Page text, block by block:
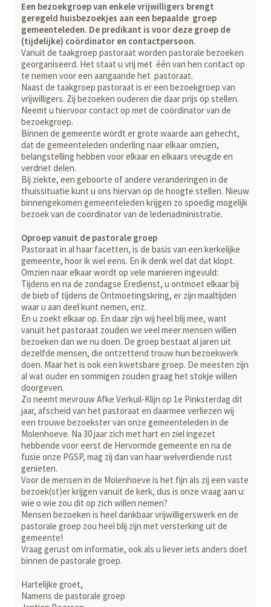
Een bezoekgroep van enkele vrijwilligers brengt
geregeld huisbezoekjes aan een bepaalde groep
gemeenteleden. De predikant is voor deze groep de
(tijdelijke) coördinator en contactpersoon.
Vanuit de taakgroep pastoraat worden pastorale bezoeken
georganiseerd. Het staat u vrij met één van hen contact op
te nemen voor een aangaande het pastoraat.
Naast de taakgroep pastoraat is er een bezoekgroep van
vrijwilligers. Zij bezoeken ouderen die daar prijs op stellen.
Neemt u hiervoor contact op met de coördinator van de
bezoekgroep.
Binnen de gemeente wordt er grote waarde aan gehecht,
dat de gemeenteleden onderling naar elkaar omzien,
belangstelling hebben voor elkaar en elkaars vreugde en
verdriet delen.
Bij ziekte, een geboorte of andere veranderingen in de
thuissituatie kunt u ons hiervan op de hoogte stellen. Nieuw
binnengekomen gemeenteleden krijgen zo spoedig mogelijk
bezoek van de coördinator van de ledenadministratie.
Oproep vanuit de pastorale groep
Pastoraat in al haar facetten, is de basis van een kerkelijke
gemeente, hoor ik wel eens. En ik denk wel dat dat klopt.
Omzien naar elkaar wordt op vele manieren ingevuld:
Tijdens en na de zondagse Eredienst, u ontmoet elkaar bij
de bieb of tijdens de Ontmoetingskring, er zijn maaltijden
waar u aan deel kunt nemen, enz.
En u zoekt elkaar op. En daar zijn wij heel blij mee, want
vanuit het pastoraat zouden we veel meer mensen willen
bezoeken dan we nu doen. De groep bestaat al jaren uit
dezelfde mensen, die ontzettend trouw hun bezoekwerk
doen. Maar het is ook een kwetsbare groep. De meesten zijn
al wat ouder en sommigen zouden graag het stokje willen
doorgeven.
Zo neemt mevrouw Afke Verkuil-Klijn op 1e Pinksterdag dit
jaar, afscheid van het pastoraat en daarmee verliezen wij
een trouwe bezoekster van onze gemeenteleden in de
Molenhoeve. Na 30 jaar zich met hart en ziel ingezet
hebbende voor eerst de Hervormde gemeente en na de
fusie onze PGSP, mag zij dan van haar welverdiende rust
genieten.
Voor de mensen in de Molenhoeve is het fijn als zij een vaste
bezoek(st)er krijgen vanuit de kerk, dus is onze vraag aan u:
wie o wie zou dit op zich willen nemen?
Mensen bezoeken is heel dankbaar vrijwilligerswerk en de
pastorale groep zou heel blij zijn met versterking uit de
gemeente!
Vraag gerust om informatie, ook als u liever iets anders doet
binnen de pastorale groep.
Hartelijke groet,
Namens de pastorale groep